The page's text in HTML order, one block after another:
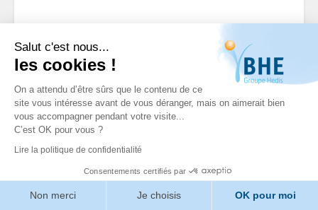
Salut c'est nous...
les cookies !
On a attendu d’être sûrs que le contenu de ce
site vous intéresse avant de vous déranger, mais on aimerait bien
vous accompagner pendant votre visite...
C’est OK pour vous ?
Lire la politique de confidentialité
Consentements certifiés par
Non merci Je choisis OK pour moi
AUTOLAVEUSE T5
WALK-BEHIND
SCRUBBER-DRYVER
600 MM-DISK
Référence: 21264 / 113697
BATTERIES REF 9002537
2 BROSSE REF 1028758